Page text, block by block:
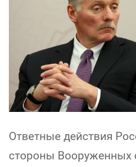
Ответные действия
стороны Вооруженных